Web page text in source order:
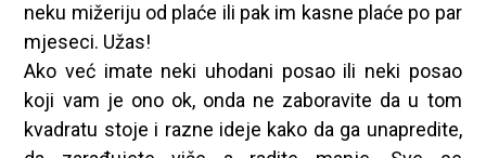
neku mižeriju od plaće ili pak im kasne plaće po par
mjeseci. Užas!
Ako već imate neki uhodani posao ili neki posao
koji vam je ono ok, onda ne zaboravite da u tom
kvadratu stoje i razne ideje kako da ga unapredite,